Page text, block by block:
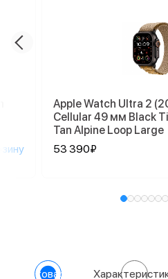
Apple Watch Ultra 2
Cellular 49 мм Black
Tan Alpine Loop Large
53 390₽
О товаре